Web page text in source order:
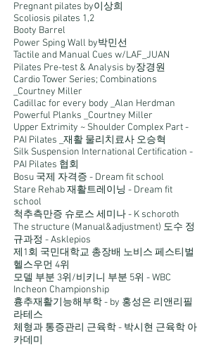
Pregnant pilates by이상희
Scoliosis pilates 1,2
Booty Barrel
Power Sping Wall by박민선
Tactile and Manual Cues w/LAF_JUAN
Pilates Pre-test & Analysis by장경원
Cardio Tower Series; Combinations
_Courtney Miller
Cadillac for every body _Alan Herdman
Powerful Planks _Courtney Miller
Upper Extrimity ~ Shoulder Complex Part -
PAI Pilates _재활 물리치료사 오승혁
Silk Suspension International Certification -
PAI Pilates 협회
Bosu 국제 자격증 - Dream fit school
Stare Rehab 재활트레이닝 - Dream fit
school
척추측만증 슈로스 세미나 - K schoroth
The structure (Manual&adjustment) 도수 정
규과정 - Asklepios
제1회 국민대학교 총장배 노비스 페스티벌
헬스우먼 4위
모델 부분 3위/비키니 부분 5위 - WBC
Incheon Championship
흉추재활기능해부학 - by 홍성은 리앤리필
라테스
체형과 통증관리 근육학 - 박시현 근육학 아
카데미